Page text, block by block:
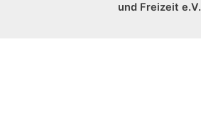
und Freizeit e.V.